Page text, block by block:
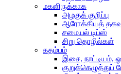
மகளிருக்காக
அழகுக் குறிப்பு
ஆரோக்கியத்
சமையல் டிப்ஸ்
சிறு தொழில்கள்
கதம்பம்
இசை, நாட்டியம்,
குறுக்கெழுத்துப்